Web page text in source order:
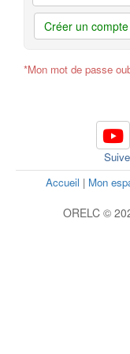
Créer un compte
*Mon mot de passe
Accueil | Mon
ORELC ©